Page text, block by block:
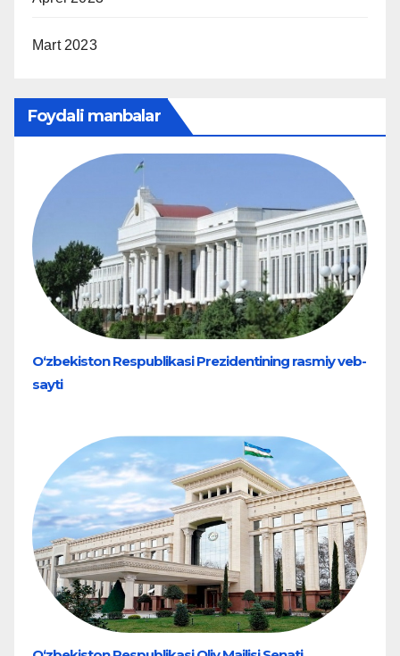
Mart 2023
Foydali manbalar
O‘zbekiston Respublikasi Prezidentining rasmiy veb-
sayti